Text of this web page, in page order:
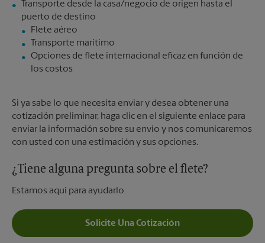
Transporte desde la casa/negocio de origen hasta el
Flete aéreo
Transporte marítimo
Opciones de flete internacional eficaz en función de
los costos
Si ya sabe lo que necesita enviar y desea obtener una
cotización preliminar, haga clic en el siguiente enlace para
enviar la información sobre su envío y nos comunicaremos
con usted con una estimación y sus opciones.
¿Tiene alguna pregunta sobre el flete?
Estamos aquí para ayudarlo.
Solicite Una Cotización